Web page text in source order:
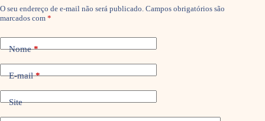
O seu endereço de e-mail não será publicado. Campos obrigatórios são
marcados com *
Nome*
E-mail*
Site